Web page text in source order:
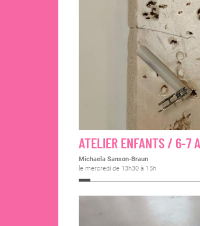
ATELIER ENFANTS / 6-7
Michaela Sanson-Braun
le mercredi de 13h30 à 15h